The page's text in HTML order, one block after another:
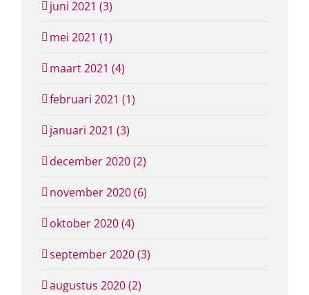
juni 2021 (3)
mei 2021 (1)
maart 2021 (4)
februari 2021 (1)
januari 2021 (3)
december 2020 (2)
november 2020 (6)
oktober 2020 (4)
september 2020 (3)
augustus 2020 (2)